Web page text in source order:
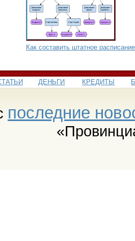
Как составить штатное расписание
ДЕНЬГИ КРЕДИТЫ
последние